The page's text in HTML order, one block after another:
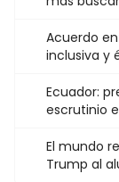
Acuerdo
inclusiva y
Ecuador:
escrutinio
El mundo
Trump al